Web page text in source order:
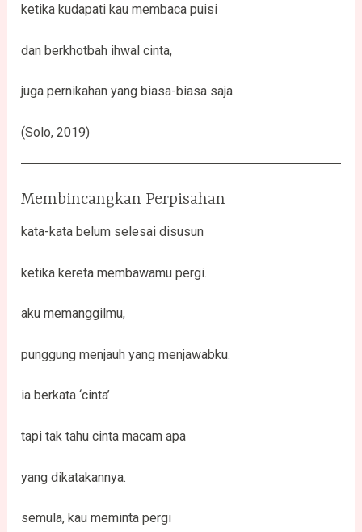
ketika kudapati kau membaca puisi
dan berkhotbah ihwal cinta,
juga pernikahan yang biasa-biasa saja.
(Solo, 2019)
Membincangkan Perpisahan
kata-kata belum selesai disusun
ketika kereta membawamu pergi.
aku memanggilmu,
punggung menjauh yang menjawabku.
ia berkata ‘cinta’
tapi tak tahu cinta macam apa
yang dikatakannya.
semula, kau meminta pergi